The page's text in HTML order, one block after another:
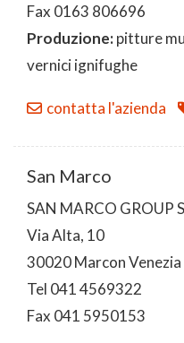
Fax 0163 806696
Produzione:pitture
vernici ignifughe
contatta l'azienda
San Marco
SAN MARCO GROUP
Via Alta, 10
30020 Marcon Venezia
Tel 041 4569322
Fax 041 5950153